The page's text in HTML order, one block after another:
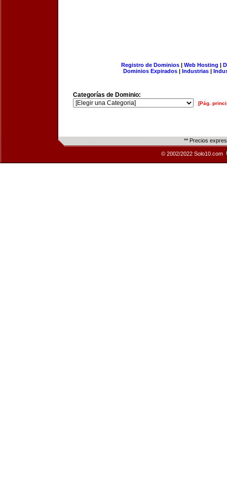
Registro de Dominios| Web Hosting |
Dominios Expirados | Industrias |
Categorías de Dominio:
[Pág.
** Precios
© 2002/2022 Solo10.com